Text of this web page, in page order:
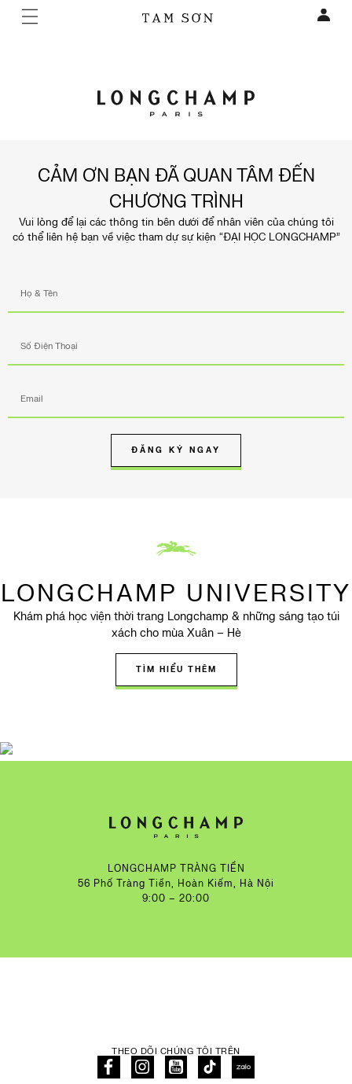
CẢM ƠN BẠN ĐÃ QUAN TÂM ĐẾN
CHƯƠNG TRÌNH
Vui lòng để lại các thông tin bên dưới để nhân viên của chúng tôi
có thể liên hệ bạn về việc tham dự sự kiện “ĐẠI HỌC LONGCHAMP”
ĐĂNG KÝ NGAY
LONGCHAMP UNIVERSITY
Khám phá học viện thời trang Longchamp & những sáng tạo túi
xách cho mùa Xuân – Hè
TÌM HIỂU THÊM
LONGCHAMP TRÀNG TIỀN
56 Phố Tràng Tiền, Hoàn Kiếm, Hà Nội
9:00 – 20:00
THEO DÕI CHÚNG TÔI TRÊN